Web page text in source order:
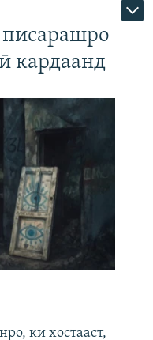
писарашро
кардаанд
ки хостааст,